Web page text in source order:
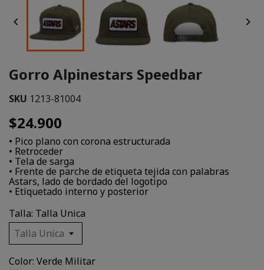
 
Gorro Alpinestars Speedbar
SKU 1213-81004
$24.900
• Pico plano con corona estructurada
• Retroceder
• Tela de sarga
• Frente de parche de etiqueta tejida con palabras
Astars, lado de bordado del logotipo
• Etiquetado interno y posterior
Talla: Talla Unica
Color: Verde Militar